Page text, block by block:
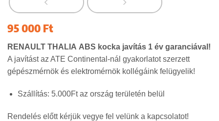
95 000 Ft
RENAULT THALIA ABS kocka javítás 1 év garanciával!
A javítást az ATE Continental-nál gyakorlatot szerzett
gépészmérnök és elektromérnök kollégáink felügyelik!
Szállítás: 5.000Ft az ország területén belül
Rendelés előtt kérjük vegye fel velünk a kapcsolatot!